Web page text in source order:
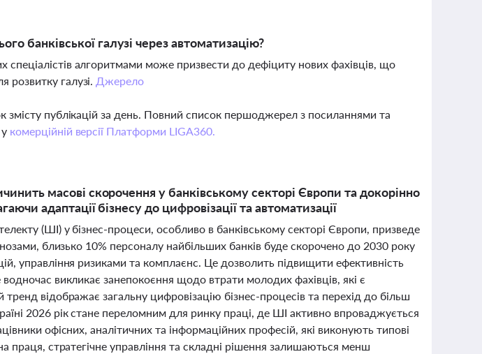
банківської галузі через автоматизацію?
алгоритмами може призвести до дефіциту нових фахівців, що
розвитку галузі. Джерело
публікацій за день. Повний список першоджерел з посиланнями та
комерційній версії Платформи LIGA360.
масові скорочення у банківському секторі Європи та докорінно
адаптації бізнесу до цифровізації та автоматизації
(ШІ) у бізнес-процеси, особливо в банківському секторі Європи, призведе
близько 10% персоналу найбільших банків буде скорочено до 2030 року
управління ризиками та комплаєнс. Це дозволить підвищити ефективність
викликає занепокоєння щодо втрати молодих фахівців, які є
відображає загальну цифровізацію бізнес-процесів та перехід до більш
2026 рік стане переломним для ринку праці, де ШІ активно впроваджується
офісних, аналітичних та інформаційних професій, які виконують типові
праця, стратегічне управління та складні рішення залишаються менш